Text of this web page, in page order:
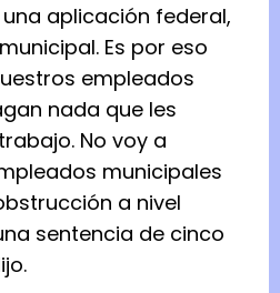
aplicación federal,
Es por eso
empleados
nada que les
No voy a
municipales
a nivel
sentencia de cinco